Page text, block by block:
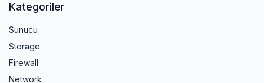
Kategoriler
Sunucu
Storage
Firewall
Network